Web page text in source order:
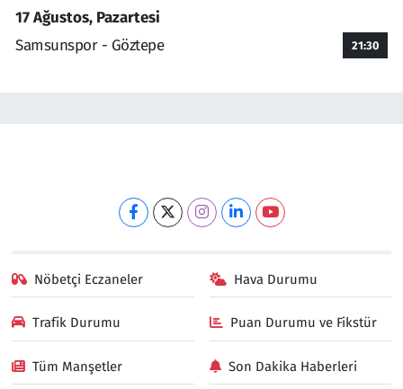
17 Ağustos, Pazartesi
Samsunspor - Göztepe
21:30
Nöbetçi Eczaneler Hava Durumu
Trafik Durumu Puan Durumu ve Fikstür
Tüm Manşetler Son Dakika Haberleri